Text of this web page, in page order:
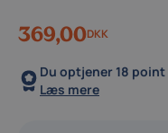
369,00DKK
Du optjener 18 point
Læs mere